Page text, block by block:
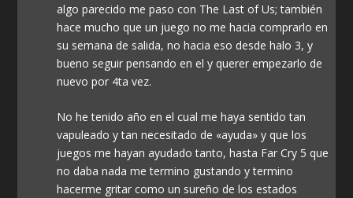
algo parecido me paso con The Last of Us; también
hace mucho que un juego no me hacia comprarlo en
su semana de salida, no hacia eso desde halo 3, y
bueno seguir pensando en el y querer empezarlo de
nuevo por 4ta vez.
No he tenido año en el cual me haya sentido tan
vapuleado y tan necesitado de «ayuda» y que los
juegos me hayan ayudado tanto, hasta Far Cry 5 que
no daba nada me termino gustando y termino
hacerme gritar como un sureño de los estados